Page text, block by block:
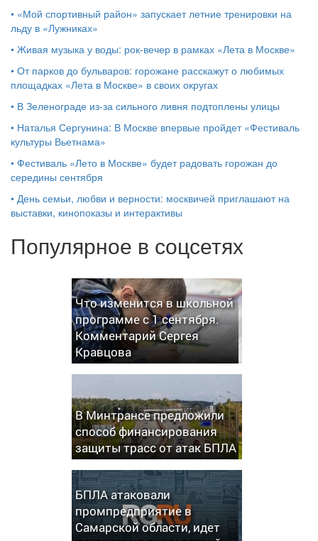
• «Мой спортивный район» запускает летние тренировки на
льду в «Лужниках»
• Живая музыка у воды: рок-вечер в рамках «Лета в Москве»
• От парков до бульваров: горожане расскажут о любимых
площадках «Лета в Москве» в своих округах
• В Зеленограде из-за сильного ливня подтоплены улицы
• Наталья Сергунина: В Москве впервые пройдет «Фестиваль
культуры Вьетнама»
• Фестиваль «Лето в Москве» будет радовать горожан до
середины сентября
• День семьи, любви и верности: москвичей приглашают на
выставки, кинопоказы и интерактивы
Популярное в соцсетях
Что изменится в школьной
программе с 1 сентября.
Комментарий Сергея
Кравцова
В Минтрансе предложили
способ финансирования
защиты трасс от атак БПЛА
БПЛА атаковали
промпредприятие в
Самарской области, идет